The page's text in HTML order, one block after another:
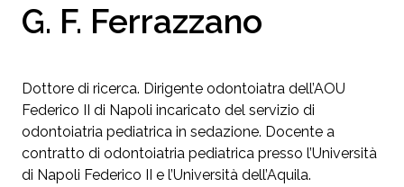
G. F. Ferrazzano
Dottore di ricerca. Dirigente odontoiatra dell’AOU
Federico II di Napoli incaricato del servizio di
odontoiatria pediatrica in sedazione. Docente a
contratto di odontoiatria pediatrica presso l’Università
di Napoli Federico II e l’Università dell’Aquila.